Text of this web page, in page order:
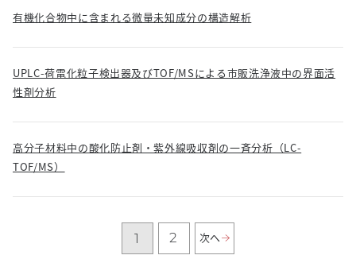
有機化合物中に含まれる微量未知成分の構造解析
UPLC-荷電化粒子検出器及びTOF/MSによる市販洗浄液中の界面活
性剤分析
高分子材料中の酸化防止剤・紫外線吸収剤の一斉分析（LC-
TOF/MS）
1 2 次へ